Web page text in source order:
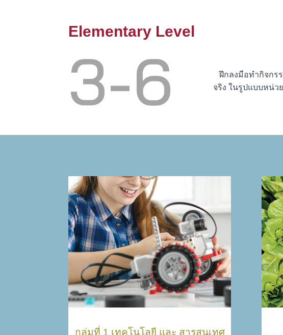
Elementary Level
3-6
ฝึกลงมือทำกิจกรร
จริง ในรูปแบบหน่ว
กลุ่มที่ 1 เทคโนโลยี และ สารสนเทศ
กลุ่มที่ 1 เทคโนโลยี และ
สารสนเทศ
การบูรณาการเรียนรู้ผ่าน Stem ศึกษา
การเรียนรู้เทคโนโลยีผ่านการทำเกษตร
ในเมือง
พัฒนาทักษะด้านการค้นคว้าและ data
analysis
พัฒนาทักษะ coding และ robotics ที่
พัฒนาทักษะเรื่องวิทยการการคำนวน
เ
ดิ